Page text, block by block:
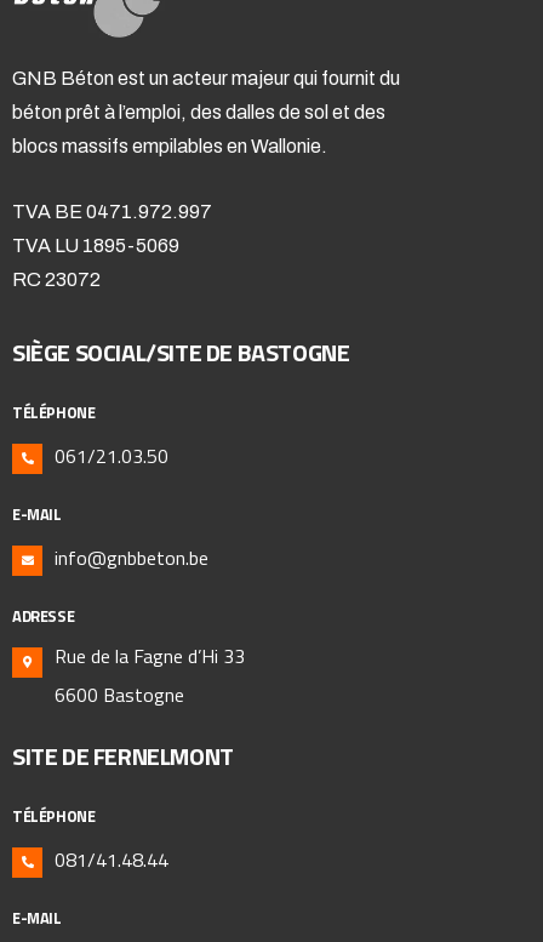
GNB Béton est un acteur majeur qui fournit du
béton prêt à l’emploi, des dalles de sol et des
blocs massifs empilables en Wallonie.
TVA BE 0471.972.997
TVA LU 1895-5069
RC 23072
SIÈGE SOCIAL/SITE DE BASTOGNE
TÉLÉPHONE
061/21.03.50
E-MAIL
info@gnbbeton.be
ADRESSE
Rue de la Fagne d’Hi 33
6600 Bastogne
SITE DE FERNELMONT
TÉLÉPHONE
081/41.48.44
E-MAIL